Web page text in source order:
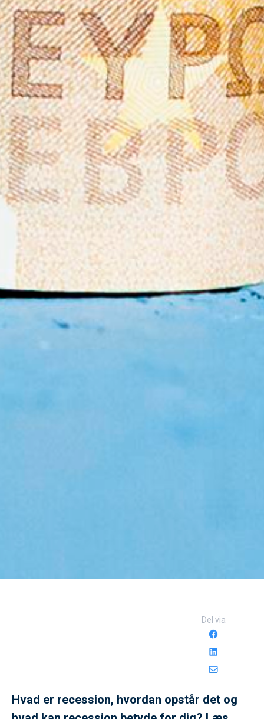
Del via
Hvad er recession, hvordan opstår det og